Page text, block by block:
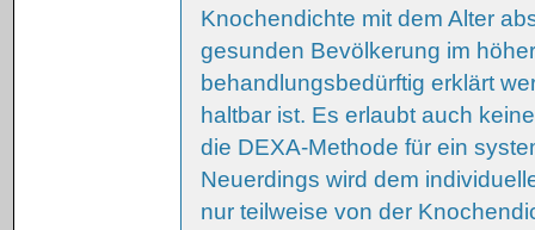
Knochendichte mit dem Alter
gesunden Bevölkerung im
behandlungsbedürftig erklärt
haltbar ist. Es erlaubt auch
die DEXA-Methode für ein
Neuerdings wird dem
nur teilweise von der